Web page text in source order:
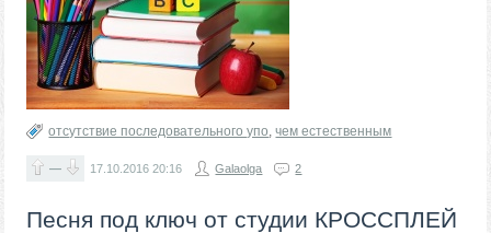
отсутствие последовательного упо,чем естественным
— 17.10.201620:16 Galaolga 2
Песня под ключ от студии КРОССПЛЕЙ